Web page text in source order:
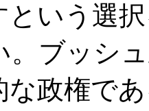
という選
。ブッシ
な政権で